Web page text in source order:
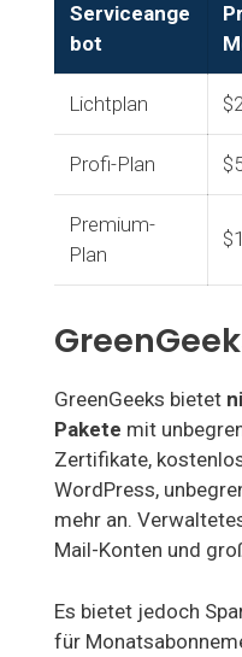
Serviceange
bot
Lichtplan
Profi-Plan
Premium-
Plan
GreenGeeks bietet
Pakete mit
Zertifikate,
WordPress,
mehr an.
Mail-Konten und
Es bietet jedoch
für